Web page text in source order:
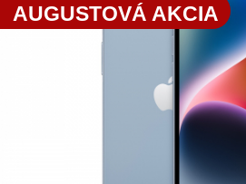
AUGUSTOVÁ AKCIA